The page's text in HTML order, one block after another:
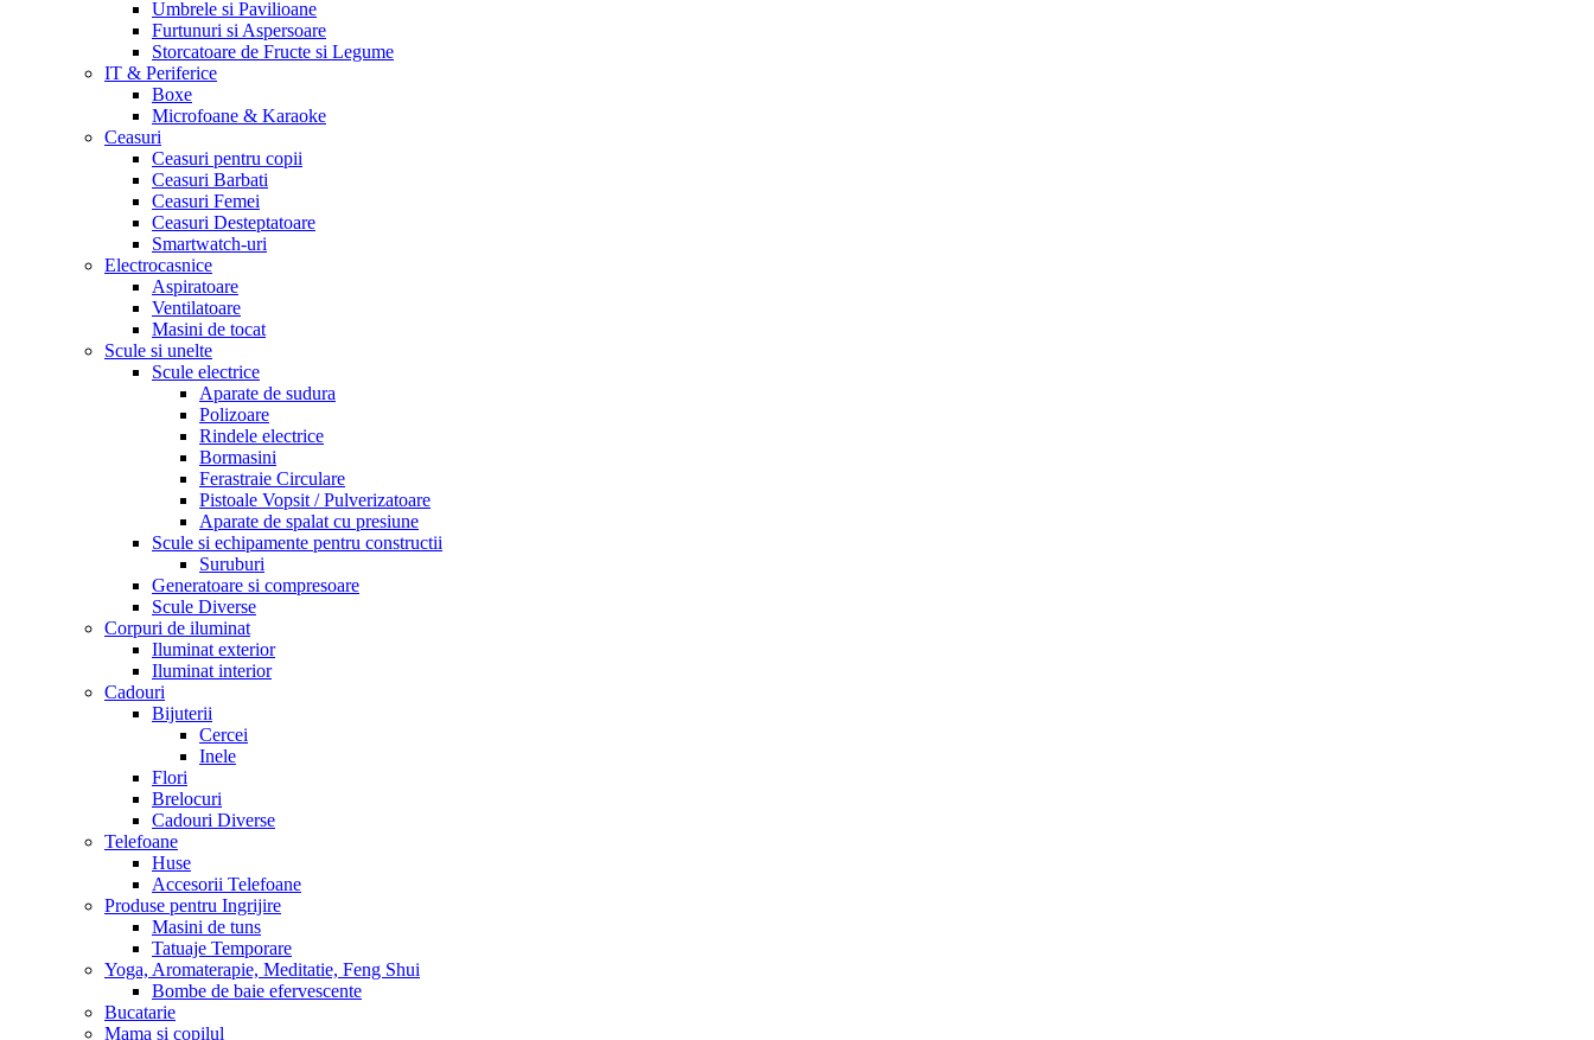
Umbrele si Pavilioane
Furtunuri si Aspersoare
Storcatoare de Fructe si Legume
IT & Periferice
Boxe
Microfoane & Karaoke
Ceasuri
Ceasuri pentru copii
Ceasuri Barbati
Ceasuri Femei
Ceasuri Desteptatoare
Smartwatch-uri
Electrocasnice
Aspiratoare
Ventilatoare
Masini de tocat
Scule si unelte
Scule electrice
Aparate de sudura
Polizoare
Rindele electrice
Bormasini
Ferastraie Circulare
Pistoale Vopsit / Pulverizatoare
Aparate de spalat cu presiune
Scule si echipamente pentru constructii
Suruburi
Generatoare si compresoare
Scule Diverse
Corpuri de iluminat
Iluminat exterior
Iluminat interior
Cadouri
Bijuterii
Cercei
Inele
Flori
Brelocuri
Cadouri Diverse
Telefoane
Huse
Accesorii Telefoane
Produse pentru Ingrijire
Masini de tuns
Tatuaje Temporare
Yoga, Aromaterapie, Meditatie, Feng Shui
Bombe de baie efervescente
Bucatarie
Mama si copilul